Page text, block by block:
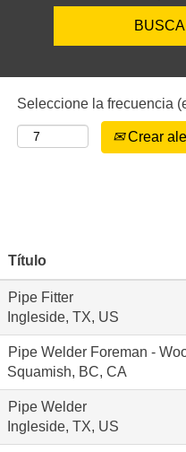
Seleccione la frecuencia
Crear
Título
Pipe Fitter
Ingleside, TX, US
Pipe Welder Foreman -
Squamish, BC, CA
Pipe Welder
Ingleside, TX, US